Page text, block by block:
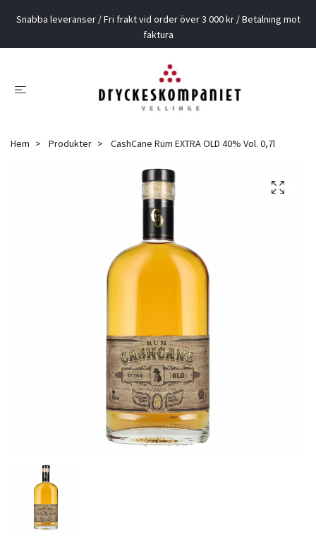
Snabba leveranser / Fri frakt vid order över 3 000 kr / Betalning mot
faktura
Hem Produkter CashCane Rum EXTRA OLD 40% Vol. 0,7l